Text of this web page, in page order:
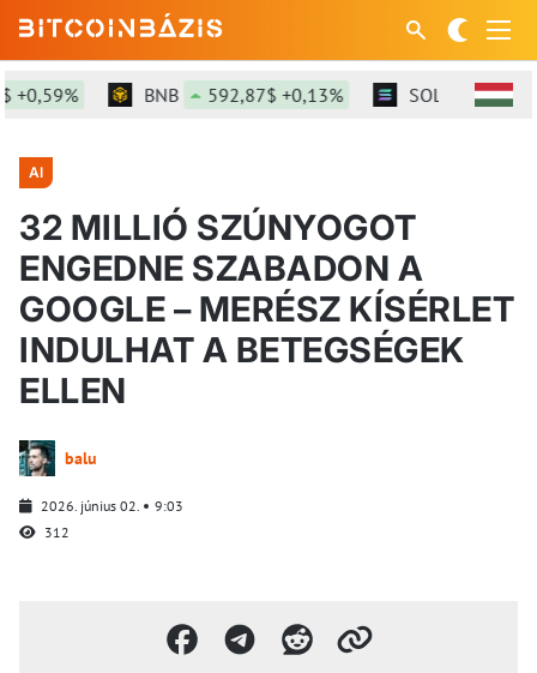
BNB 592,87$ +0,13% SOL 73,71$
AI
32 MILLIÓ SZÚNYOGOT
ENGEDNE SZABADON A
GOOGLE – MERÉSZ KÍSÉRLET
INDULHAT A BETEGSÉGEK
ELLEN
balu
2026. június 02.
9:03
312